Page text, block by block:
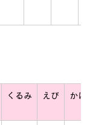
くるみ えび かに